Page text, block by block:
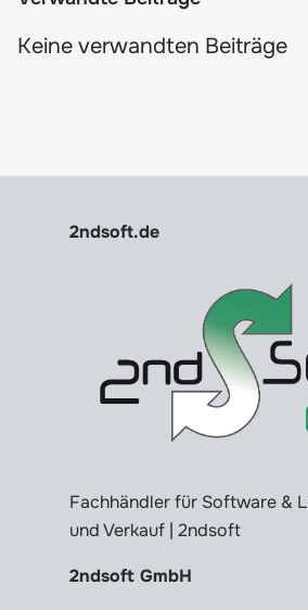
Keine verwandten Beiträge
2ndsoft.de
Fachhändler für Software &
und Verkauf | 2ndsoft
2ndsoft GmbH